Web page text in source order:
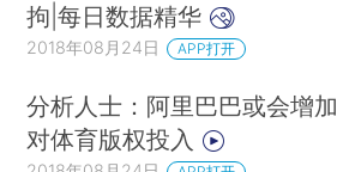
拘|每日数据精华
2018年08月24日 APP打开
分析人士：阿里巴巴或会增加
对体育版权投入